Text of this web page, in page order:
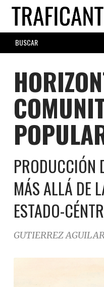
Skip
main
content
SEARCH
FORM
PRODUCCIÓN DE LO COMÚN
MÁS ALLÁ DE
ESTADO-
GUTIERREZ